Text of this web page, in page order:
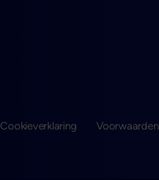
Cookieverklaring Voorwaarden